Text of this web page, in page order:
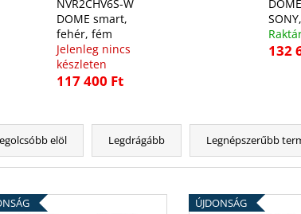
NVR2CHV6S-W
DOME smart,
fehér, fém
Jelenleg nincs
készleten
117 400 Ft
132
elöl Legdrágább Legnépszerűbb
ÚJDONSÁG